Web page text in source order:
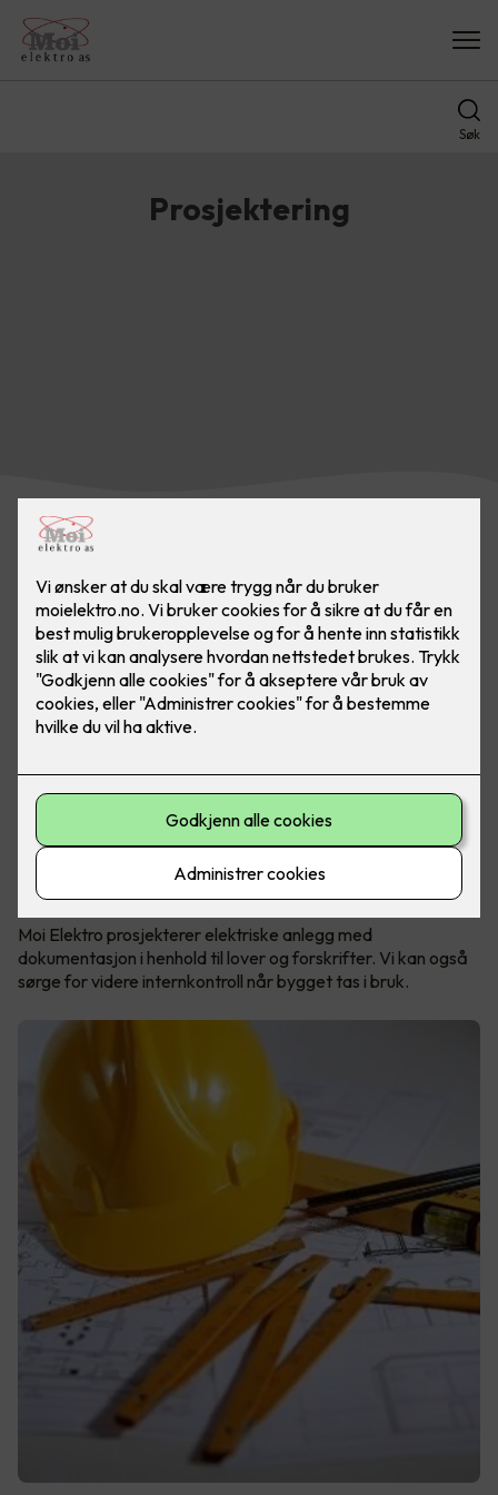
Søk
Prosjektering
Hvis du skal bygge nytt.
Kan vi ta oss av prosjektering av et solid elektrisk anlegg som
gir energieffektive lokaler med god komfort.
Nye lokaler eller restaurering og oppgradering av gamle, gir
helt unike muligheter til å tenke helhetlige elektriske
løsninger. Vi kan prosjektere elektriske anlegg som møter
behovene til smarte næringsbygg.
Styringssystemer for lys, varme, ventilasjon og alarmer vil
kutte fremtidige strømkostnader i bygget. I tillegg vil det gi
gode arbeidsforhold og sikkerhet for virksomheten(e). God
energimerking av lokalene gjør kontorene også attraktive på
utleiemarkedet.
Moi Elektro prosjekterer elektriske anlegg med
dokumentasjon i henhold til lover og forskrifter. Vi kan også
sørge for videre internkontroll når bygget tas i bruk.